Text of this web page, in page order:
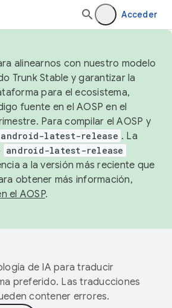
Acceder
alinearnos con nuestro modelo
Trunk Stable y garantizar la
para el ecosistema,
fuente en el AOSP en el
Para compilar el AOSP y
android-latest-release . La
android-latest-release
a la versión más reciente que
obtener más información,
el AOSP.
de IA para traducir
preferido. Las traducciones
contener errores.